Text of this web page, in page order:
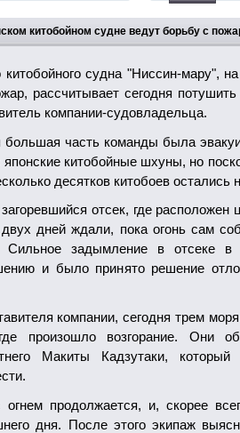
китобойном судне ведут борьбу с
китобойного судна "Ниссин-мару",
рассчитывает сегодня
компании-судовладельца.
большая часть команды была
китобойные шхуны, но
десятков китобоев остались
отсек, где расположен
дней ждали, пока огонь сам
Сильное задымление в отсеке в
и было принято решение
компании, сегодня трем
произошло возгорание. Они
Макиты Кадзутаки,
продолжается, и, скорее
дня. После этого экипаж